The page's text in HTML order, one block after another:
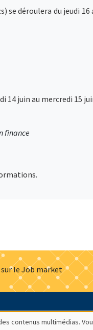
déroulera du jeudi 16
14 juin au mercredi 15
finance
le Job market
Gestion des
contenus multimédias.